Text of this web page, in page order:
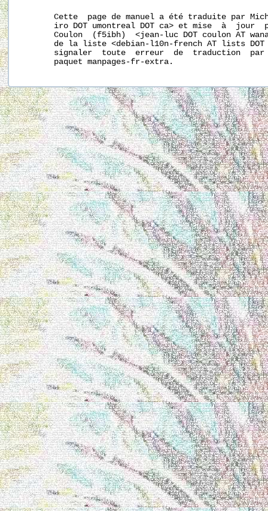
Cette  page de manuel a été traduite par
iro DOT umontreal DOT ca> et mise  à  jour
Coulon  (f5ibh)  <jean-luc DOT coulon AT
de la liste <debian-l10n-french AT lists
signaler  toute  erreur  de  traduction